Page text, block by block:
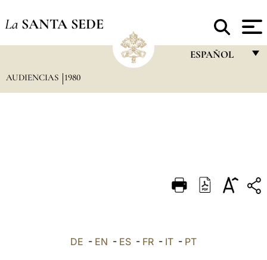
La SANTA SEDE
ESPAÑOL
DEUTSCH
العربيّة
AUDIENCIAS 1980
DE - EN - ES - FR - IT - PT